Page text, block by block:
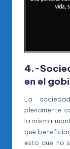
4.-
en el
La
plenamente
la misma
que
esto que no